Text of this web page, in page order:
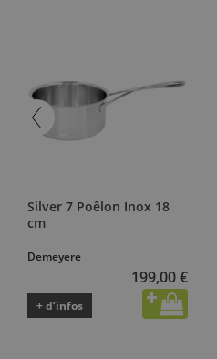
Silver 7 Poêlon Inox 18
cm
Demeyere
199,00 €
+ d’infos